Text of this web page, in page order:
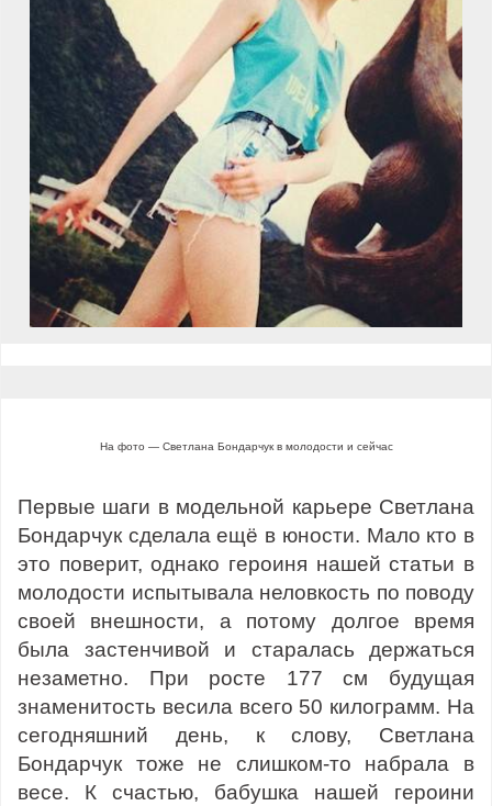
На фото — Светлана Бондарчук в молодости и сейчас
Первые шаги в модельной карьере Светлана
Бондарчук сделала ещё в юности. Мало кто в
это поверит, однако героиня нашей статьи в
молодости испытывала неловкость по поводу
своей внешности, а потому долгое время
была застенчивой и старалась держаться
незаметно. При росте 177 см будущая
знаменитость весила всего 50 килограмм. На
сегодняшний день, к слову, Светлана
Бондарчук тоже не слишком-то набрала в
весе. К счастью, бабушка нашей героини